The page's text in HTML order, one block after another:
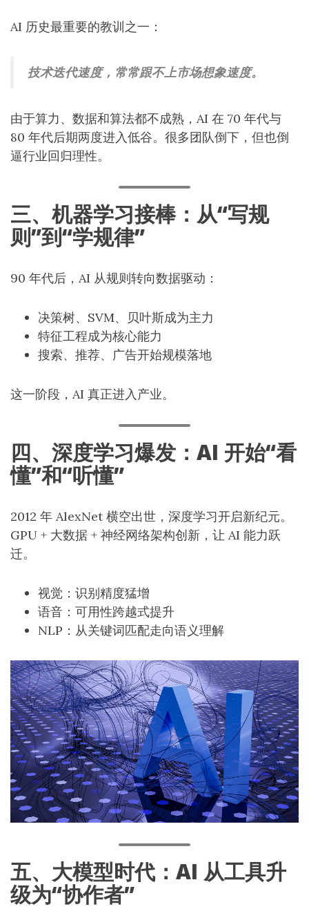
AI 历史最重要的教训之一：
技术迭代速度，常常跟不上市场想象速度。
由于算力、数据和算法都不成熟，AI 在 70 年代与
80 年代后期两度进入低谷。很多团队倒下，但也倒
逼行业回归理性。
三、机器学习接棒：从“写规
则”到“学规律”
90 年代后，AI 从规则转向数据驱动：
决策树、SVM、贝叶斯成为主力
特征工程成为核心能力
搜索、推荐、广告开始规模落地
这一阶段，AI 真正进入产业。
四、深度学习爆发：AI 开始“看
懂”和“听懂”
2012 年 AlexNet 横空出世，深度学习开启新纪元。
GPU + 大数据 + 神经网络架构创新，让 AI 能力跃
迁。
视觉：识别精度猛增
语音：可用性跨越式提升
NLP：从关键词匹配走向语义理解
五、大模型时代：AI 从工具升
级为“协作者”